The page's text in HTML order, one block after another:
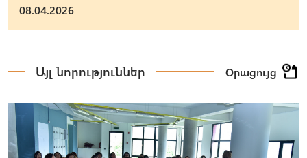
08.04.2026
Այլ նորություններ Օրացույց